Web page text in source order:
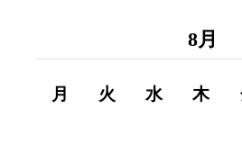
8月
月 火 水 木